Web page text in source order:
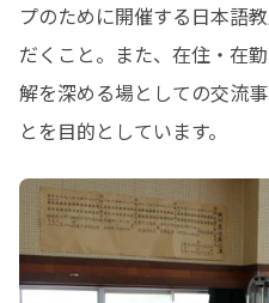
プのために開催する日本語
だくこと。また、在住・在
解を深める場としての交流
とを目的としています。